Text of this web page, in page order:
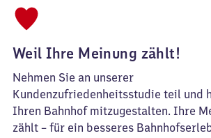
Weil Ihre Meinung zählt!
Nehmen Sie an unserer
Kundenzufriedenheitsstudie teil und
Ihren Bahnhof mitzugestalten. Ihre
zählt – für ein besseres